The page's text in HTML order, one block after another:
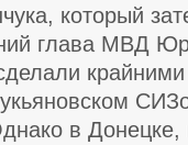
который
глава МВД
в Донецке,